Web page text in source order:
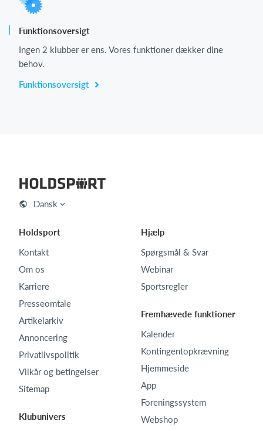
Funktionsoversigt
Ingen 2 klubber er ens. Vores funktioner dækker dine
behov.
Funktionsoversigt
Dansk
Holdsport
Kontakt
Om os
Karriere
Presseomtale
Artikelarkiv
Annoncering
Privatlivspolitik
Vilkår og betingelser
Sitemap
Klubunivers
Hjælp
Spørgsmål & Svar
Webinar
Sportsregler
Fremhævede funktioner
Kalender
Kontingentopkrævning
Hjemmeside
App
Foreningssystem
Webshop